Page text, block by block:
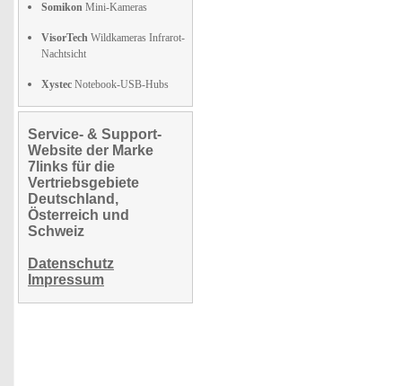
Somikon Mini-Kameras
VisorTech Wildkameras Infrarot-
Nachtsicht
Xystec Notebook-USB-Hubs
Service- & Support-
Website der Marke
7links für die
Vertriebsgebiete
Deutschland,
Österreich und
Schweiz
Datenschutz
Impressum